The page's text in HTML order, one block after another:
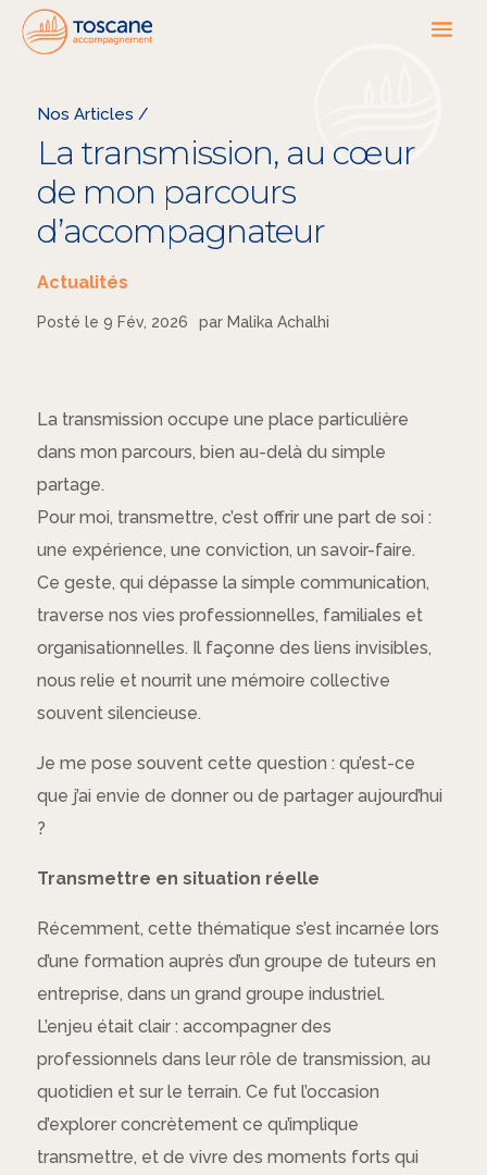
Nos Articles /
La transmission, au cœur
de mon parcours
d’accompagnateur
Actualités
Posté le 9 Fév, 2026 par Malika Achalhi
La transmission occupe une place particulière
dans mon parcours, bien au-delà du simple
partage.
Pour moi, transmettre, c’est offrir une part de soi :
une expérience, une conviction, un savoir-faire.
Ce geste, qui dépasse la simple communication,
traverse nos vies professionnelles, familiales et
organisationnelles. Il façonne des liens invisibles,
nous relie et nourrit une mémoire collective
souvent silencieuse.
Je me pose souvent cette question : qu’est-ce
que j’ai envie de donner ou de partager aujourd’hui
?
Transmettre en situation réelle
Récemment, cette thématique s’est incarnée lors
d’une formation auprès d’un groupe de tuteurs en
entreprise, dans un grand groupe industriel.
L’enjeu était clair : accompagner des
professionnels dans leur rôle de transmission, au
quotidien et sur le terrain. Ce fut l’occasion
d’explorer concrètement ce qu’implique
transmettre, et de vivre des moments forts qui